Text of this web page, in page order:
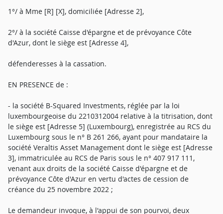
1°/ à Mme [R] [X], domiciliée [Adresse 2],
2°/ à la société Caisse d'épargne et de prévoyance Côte
d'Azur, dont le siège est [Adresse 4],
défenderesses à la cassation.
EN PRESENCE de :
- la société B-Squared Investments, réglée par la loi
luxembourgeoise du 2210312004 relative à la titrisation, dont
le siège est [Adresse 5] (Luxembourg), enregistrée au RCS du
Luxembourg sous le n° B 261 266, ayant pour mandataire la
société Veraltis Asset Management dont le siège est [Adresse
3], immatriculée au RCS de Paris sous le n° 407 917 111,
venant aux droits de la société Caisse d'épargne et de
prévoyance Côte d'Azur en vertu d'actes de cession de
créance du 25 novembre 2022 ;
Le demandeur invoque, à l'appui de son pourvoi, deux